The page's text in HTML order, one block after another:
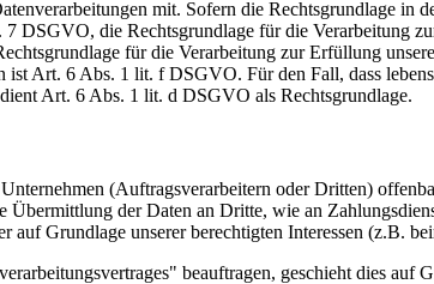
mit. Sofern die Rechtsgrundlage in
die Rechtsgrundlage für die Verarbeitung
für die Verarbeitung zur Erfüllung
Art. 6 Abs. 1 lit. f DSGVO. Für den Fall, dass
Art. 6 Abs. 1 lit. d DSGVO als Rechtsgrundlage.
(Auftragsverarbeitern oder Dritten)
der Daten an Dritte, wie an
Grundlage unserer berechtigten Interessen (z.B.
beauftragen, geschieht dies auf